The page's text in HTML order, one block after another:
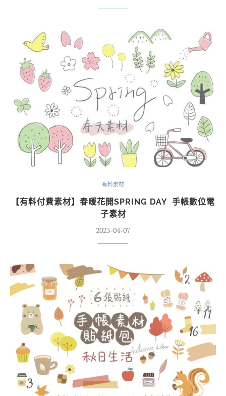
有料素材
【有料付費素材】春暖花開SPRING DAY 手帳數位電
子素材
2023-04-07